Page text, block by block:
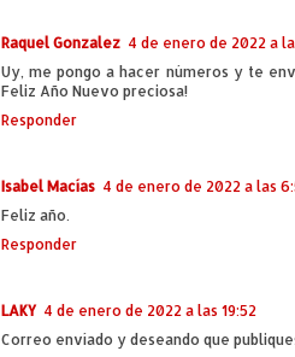
Raquel Gonzalez 4 de enero de 2022 a
Uy, me pongo a hacer números y te
Feliz Año Nuevo preciosa!
Responder
Isabel Macías 4 de enero de 2022 a las
Feliz año.
Responder
LAKY 4 de enero de 2022 a las 19:52
Correo envíado y deseando que